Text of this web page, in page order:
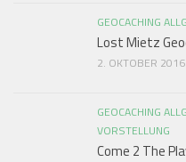
GEOCACHING
Lost Mietz
2. OKTOBER 2016
GEOCACHING
VORSTELLUNG
Come 2 The